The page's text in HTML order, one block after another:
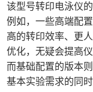
该型号转印电泳仪
例如，一些高端配
高的转印效率、更
优化，无疑会提高
而基础配置的版本
基本实验需求的同